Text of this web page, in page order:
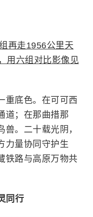
再走1956公里天
用六组对比影像见
重底色。在可可西
道；在那曲措那
。二十载光阴，
力量协同守护生
铁路与高原万物共
同行